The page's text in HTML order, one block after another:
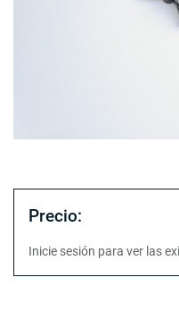
Precio:
Inicie sesión para ver las